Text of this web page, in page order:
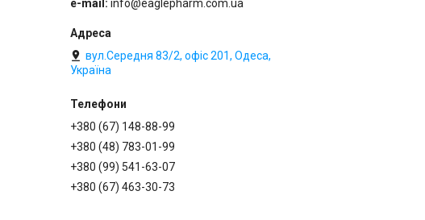
e-mail info@eaglepharm.com.ua
вул.Середня 83/2, офіс 201, Одеса,
Україна
+380 (67) 148-88-99
+380 (48) 783-01-99
+380 (99) 541-63-07
+380 (67) 463-30-73